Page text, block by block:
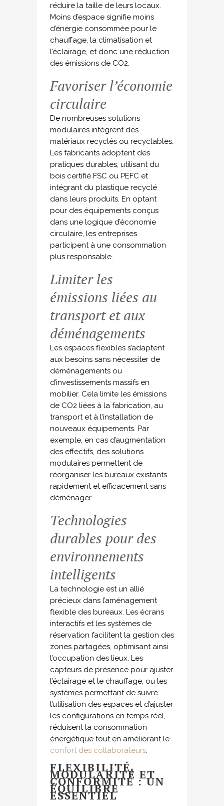
réduire la taille de leurs locaux.
Moins d’espace signifie moins
d’énergie consommée pour le
chauffage, la climatisation et
l’éclairage, et donc une réduction
des émissions de CO2.
Favoriser l’économie
circulaire
De nombreuses solutions
modulaires intègrent des
matériaux recyclés ou recyclables.
Les fabricants adoptent des
pratiques durables, utilisant du
bois certifié FSC ou PEFC et
intégrant du plastique recyclé
dans leurs produits. En optant
pour des équipements conçus
dans une logique d’économie
circulaire, les entreprises
participent à une consommation
plus responsable.
Limiter les
émissions liées au
transport et aux
déménagements
Les espaces flexibles s’adaptent
aux besoins sans nécessiter de
déménagements ou
d’investissements massifs en
mobilier. Cela limite les émissions
de CO2 liées à la fabrication, au
transport et à l’installation de
nouveaux équipements. Par
exemple, en cas d’augmentation
des effectifs, des solutions
modulaires permettent de
réorganiser les bureaux existants
rapidement et efficacement sans
déménager.
Technologies
durables pour des
environnements
intelligents
La technologie est un allié
précieux dans l’aménagement
flexible des bureaux. Les écrans
interactifs et les systèmes de
réservation facilitent la gestion des
zones partagées, optimisant ainsi
l’occupation des lieux. Les
capteurs de présence pour ajuster
l’éclairage et le chauffage, ou les
systèmes permettant de suivre
l’utilisation des espaces et d’ajuster
les configurations en temps réel,
réduisent la consommation
énergétique tout en améliorant le
confort des collaborateurs.
FLEXIBILITÉ,
MODULARITÉ ET
CONFORMITÉ : UN
ÉQUILIBRE
ESSENTIEL